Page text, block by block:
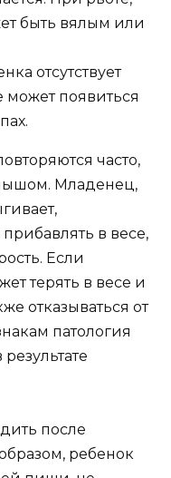
быть вялым или
отсутствует
может появиться
часто,
Младенец,
в весе,
Если
терять в весе и
отказываться от
патология
после
ребенок